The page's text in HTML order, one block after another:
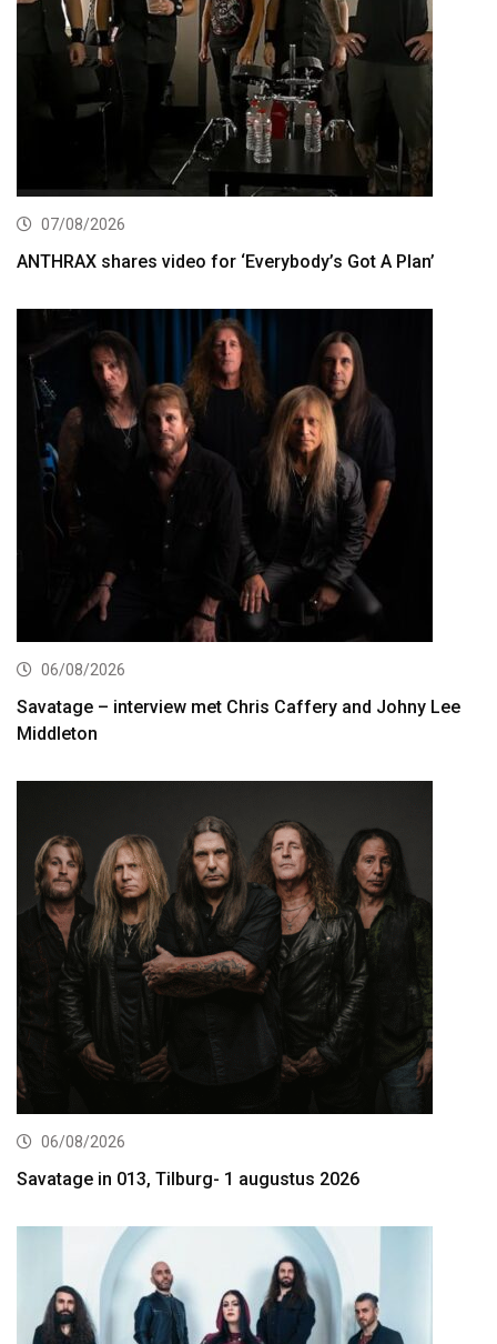
07/08/2026
ANTHRAX shares video for ‘Everybody’s Got A Plan’
06/08/2026
Savatage – interview met Chris Caffery and Johny Lee
Middleton
06/08/2026
Savatage in 013, Tilburg- 1 augustus 2026